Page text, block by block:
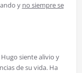
y no siempre se
siente alivio y
de su vida. Ha